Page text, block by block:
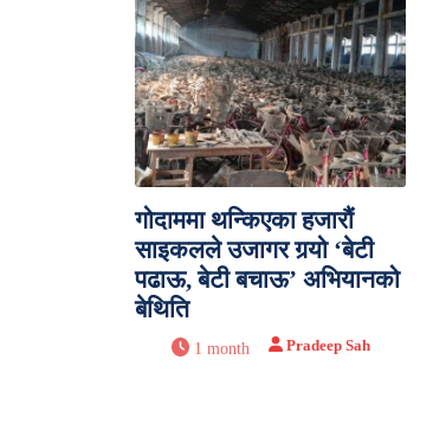
गोदाममा थन्किएका हजारौं
साइकलले उजागर गर्‍यो ‘बेटी
पढाऊ, बेटी बचाऊ’ अभियानको
बेथिति
1 month Pradeep Sah